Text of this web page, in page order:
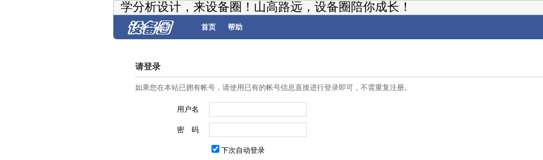
学分析设计，来设备圈！山高路远，设备圈陪你成长！
首页 帮助
请登录
如果您在本站已拥有帐号，请使用已有的帐号信息直接进行登录即可，不需重复注册。
用户名
密 码
下次自动登录